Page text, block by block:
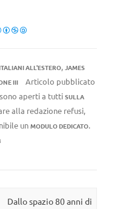
ALL'ESTERO, JAMES
III
Articolo pubblicato
aperti a tutti SULLA
alla redazione refusi,
un MODULO DEDICATO.
Dallo spazio 80 anni di